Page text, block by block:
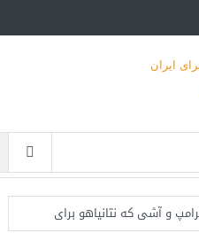
و آشی که نتانیاهو برای